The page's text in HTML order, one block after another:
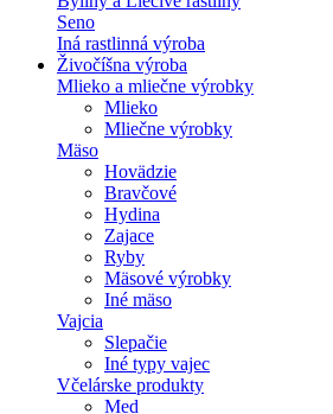
Seno
Iná rastlinná výroba
Živočíšna výroba
Mlieko a mliečne výrobky
Mlieko
Mliečne výrobky
Mäso
Hovädzie
Bravčové
Hydina
Zajace
Ryby
Mäsové výrobky
Iné mäso
Vajcia
Slepačie
Iné typy vajec
Včelárske produkty
Med